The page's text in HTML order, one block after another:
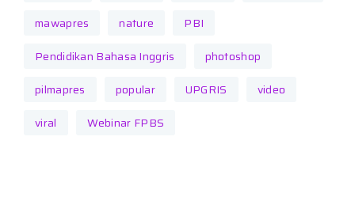
mawapres
nature
PBI
Pendidikan Bahasa Inggris
photoshop
pilmapres
popular UPGRIS
video
viral
Webinar FPBS